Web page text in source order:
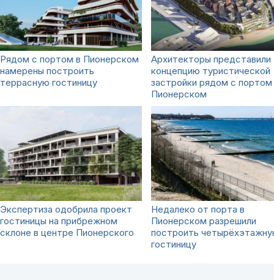
Рядом с портом в Пионерском
намерены построить
террасную гостиницу
Архитекторы представили
концепцию туристической
застройки рядом с портом
Пионерском
Экспертиза одобрила проект
гостиницы на прибрежном
склоне в центре Пионерского
Недалеко от порта в
Пионерском разрешили
построить
гостиницу